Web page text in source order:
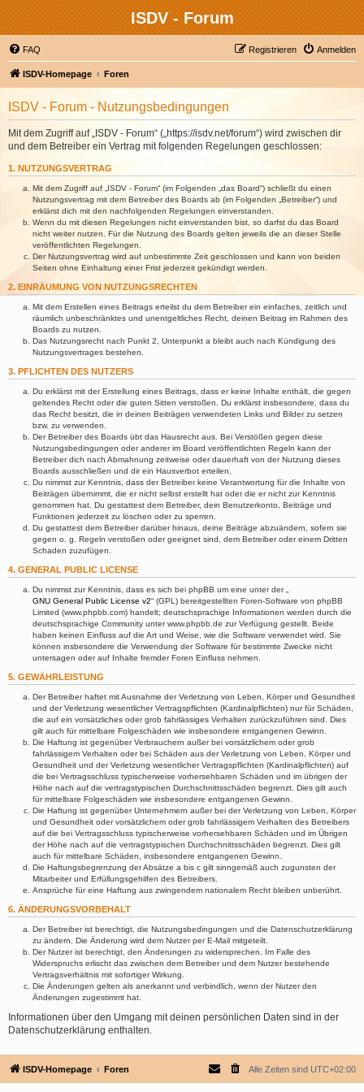
ISDV - Forum
FAQ Anmelden
Registrieren
ISDV-Homepage Foren
ISDV - Forum - Nutzungsbedingungen
Mit dem Zugriff auf „ISDV - Forum“ („https://isdv.net/forum“) wird zwischen dir
und dem Betreiber ein Vertrag mit folgenden Regelungen geschlossen:
1. NUTZUNGSVERTRAG
Mit dem Zugriff auf „ISDV - Forum“ (im Folgenden „das Board“) schließt du einen
Nutzungsvertrag mit dem Betreiber des Boards ab (im Folgenden „Betreiber“) und
erklärst dich mit den nachfolgenden Regelungen einverstanden.
Wenn du mit diesen Regelungen nicht einverstanden bist, so darfst du das Board
nicht weiter nutzen. Für die Nutzung des Boards gelten jeweils die an dieser Stelle
veröffentlichten Regelungen.
Der Nutzungsvertrag wird auf unbestimmte Zeit geschlossen und kann von beiden
Seiten ohne Einhaltung einer Frist jederzeit gekündigt werden.
2. EINRÄUMUNG VON NUTZUNGSRECHTEN
Mit dem Erstellen eines Beitrags erteilst du dem Betreiber ein einfaches, zeitlich und
räumlich unbeschränktes und unentgeltliches Recht, deinen Beitrag im Rahmen des
Boards zu nutzen.
Das Nutzungsrecht nach Punkt 2, Unterpunkt a bleibt auch nach Kündigung des
Nutzungsvertrages bestehen.
3. PFLICHTEN DES NUTZERS
Du erklärst mit der Erstellung eines Beitrags, dass er keine Inhalte enthält, die gegen
geltendes Recht oder die guten Sitten verstoßen. Du erklärst insbesondere, dass du
das Recht besitzt, die in deinen Beiträgen verwendeten Links und Bilder zu setzen
bzw. zu verwenden.
Der Betreiber des Boards übt das Hausrecht aus. Bei Verstößen gegen diese
Nutzungsbedingungen oder anderer im Board veröffentlichten Regeln kann der
Betreiber dich nach Abmahnung zeitweise oder dauerhaft von der Nutzung dieses
Boards ausschließen und dir ein Hausverbot erteilen.
Du nimmst zur Kenntnis, dass der Betreiber keine Verantwortung für die Inhalte von
Beiträgen übernimmt, die er nicht selbst erstellt hat oder die er nicht zur Kenntnis
genommen hat. Du gestattest dem Betreiber, dein Benutzerkonto, Beiträge und
Funktionen jederzeit zu löschen oder zu sperren.
Du gestattest dem Betreiber darüber hinaus, deine Beiträge abzuändern, sofern sie
gegen o. g. Regeln verstoßen oder geeignet sind, dem Betreiber oder einem Dritten
Schaden zuzufügen.
4. GENERAL PUBLIC LICENSE
Du nimmst zur Kenntnis, dass es sich bei phpBB um eine unter der „
GNU General Public License v2“ (GPL) bereitgestellten Foren-Software von phpBB
Limited (www.phpbb.com) handelt; deutschsprachige Informationen werden durch die
deutschsprachige Community unter www.phpbb.de zur Verfügung gestellt. Beide
haben keinen Einfluss auf die Art und Weise, wie die Software verwendet wird. Sie
können insbesondere die Verwendung der Software für bestimmte Zwecke nicht
untersagen oder auf Inhalte fremder Foren Einfluss nehmen.
5. GEWÄHRLEISTUNG
Der Betreiber haftet mit Ausnahme der Verletzung von Leben, Körper und Gesundheit
und der Verletzung wesentlicher Vertragspflichten (Kardinalpflichten) nur für Schäden,
die auf ein vorsätzliches oder grob fahrlässiges Verhalten zurückzuführen sind. Dies
gilt auch für mittelbare Folgeschäden wie insbesondere entgangenen Gewinn.
Die Haftung ist gegenüber Verbrauchern außer bei vorsätzlichem oder grob
fahrlässigem Verhalten oder bei Schäden aus der Verletzung von Leben, Körper und
Gesundheit und der Verletzung wesentlicher Vertragspflichten (Kardinalpflichten) auf
die bei Vertragsschluss typischerweise vorhersehbaren Schäden und im übrigen der
Höhe nach auf die vertragstypischen Durchschnittsschäden begrenzt. Dies gilt auch
für mittelbare Folgeschäden wie insbesondere entgangenen Gewinn.
Die Haftung ist gegenüber Unternehmern außer bei der Verletzung von Leben, Körper
und Gesundheit oder vorsätzlichem oder grob fahrlässigem Verhalten des Betreibers
auf die bei Vertragsschluss typischerweise vorhersehbaren Schäden und im Übrigen
der Höhe nach auf die vertragstypischen Durchschnittsschäden begrenzt. Dies gilt
auch für mittelbare Schäden, insbesondere entgangenen Gewinn.
Die Haftungsbegrenzung der Absätze a bis c gilt sinngemäß auch zugunsten der
Mitarbeiter und Erfüllungsgehilfen des Betreibers.
Ansprüche für eine Haftung aus zwingendem nationalem Recht bleiben unberührt.
6. ÄNDERUNGSVORBEHALT
Der Betreiber ist berechtigt, die Nutzungsbedingungen und die Datenschutzerklärung
zu ändern. Die Änderung wird dem Nutzer per E-Mail mitgeteilt.
Der Nutzer ist berechtigt, den Änderungen zu widersprechen. Im Falle des
Widerspruchs erlischt das zwischen dem Betreiber und dem Nutzer bestehende
Vertragsverhältnis mit sofortiger Wirkung.
Die Änderungen gelten als anerkannt und verbindlich, wenn der Nutzer den
Änderungen zugestimmt hat.
Informationen über den Umgang mit deinen persönlichen Daten sind in der
Datenschutzerklärung enthalten.
ISDV-Homepage Foren Alle Zeiten sind UTC+02:00